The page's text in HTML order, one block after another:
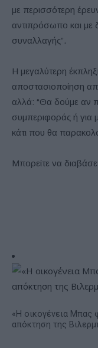
με περισσότερη
αντιπρόσωπο και με
συναλλαγής”.
Η μεγαλύτερη
αποστασιοποίηση
αλλά: “Θα δούμε αν
συμπεριφοράς ή για
κάτι που θα
Μπορείτε να
«Η οικογένεια Μπας
απόκτηση της